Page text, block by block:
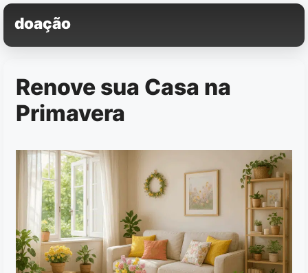
Pular
para
o
doação
Renove sua Casa na
Primavera